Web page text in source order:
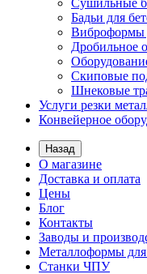
Сушильные
Бадьи для
Виброформы
Дробильное
Скиповые
Шнековые
Услуги резки
Конвейерное
Назад
О магазине
Доставка и оплата
Цены
Блог
Контакты
Заводы и
Металлоформы
Станки ЧПУ